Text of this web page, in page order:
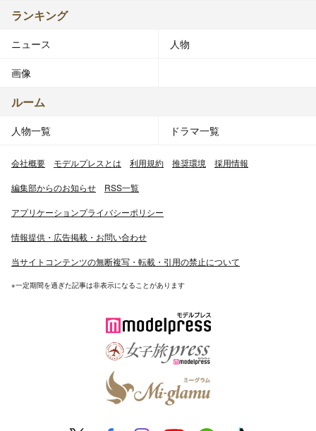
ランキング
ニュース 人物
画像
ルーム
人物一覧 ドラマ一覧
会社概要 モデルプレスとは 利用規約 推奨環境 採用情報
編集部からのお知らせ RSS一覧
アプリケーションプライバシーポリシー
情報提供・広告掲載・お問い合わせ
当サイトコンテンツの無断複写・転載・引用の禁止について
※一定期間を過ぎた記事は非表示になることがあります